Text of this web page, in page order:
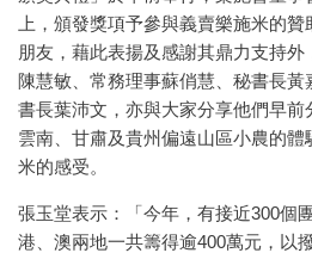
上，頒發獎項予參與義賣樂施米的
朋友，藉此表揚及感謝其鼎力支持
陳慧敏、常務理事蘇俏慧、秘書長
書長葉沛文，亦與大家分享他們早前
雲南、甘肅及貴州偏遠山區小農的
米的感受。
張玉堂表示：「今年，有接近300個
港、澳兩地一共籌得逾400萬元，以